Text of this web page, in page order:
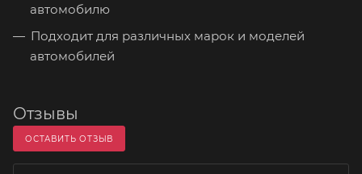
автомобилю
Подходит для различных марок и моделей
автомобилей
Отзывы
ОСТАВИТЬ ОТЗЫВ